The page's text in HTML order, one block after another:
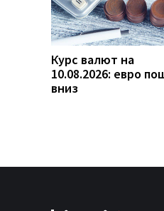
Курс валют на
10.08.2026: евро
вниз